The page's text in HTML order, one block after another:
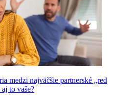
medzi najväčšie partnerské „red
to vaše?